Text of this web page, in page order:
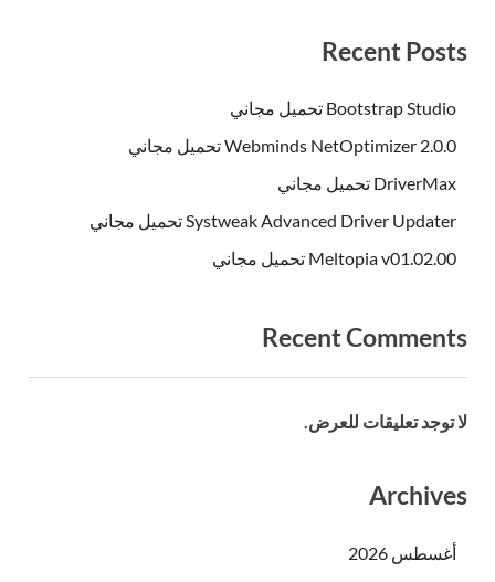
Recent Posts
Bootstrap Studio تحميل مجاني
Webminds NetOptimizer 2.0.0 تحميل مجاني
DriverMax تحميل مجاني
Systweak Advanced Driver Updater تحميل مجاني
Meltopia v01.02.00 تحميل مجاني
Recent Comments
لا توجد تعليقات للعرض.
Archives
أغسطس 2026